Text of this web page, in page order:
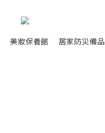
美妝保養館 居家防災備品